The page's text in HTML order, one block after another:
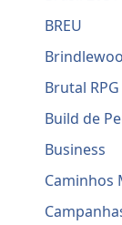
BREU
Brutal RPG
Build de
Business
Caminhos